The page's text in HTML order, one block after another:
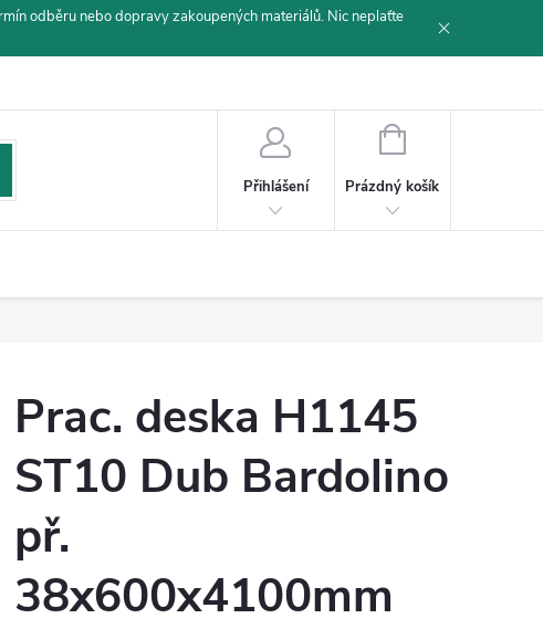
odběru nebo dopravy zakoupených materiálů. Nic neplaťte
Přihlášení
NÁKUPNÍ
Prázdný košík
Prac. deska H1145
ST10 Dub Bardolino
př.
38x600x4100mm